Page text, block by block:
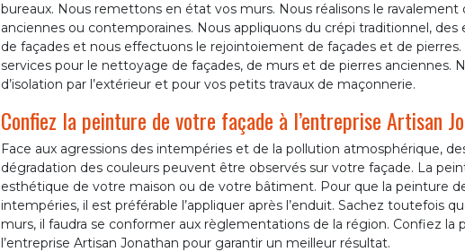
bureaux. Nous remettons en état vos murs. Nous réalisons le ravalement
anciennes ou contemporaines. Nous appliquons du crépi traditionnel,
de façades et nous effectuons le rejointoiement de façades et de
services pour le nettoyage de façades, de murs et de pierres anciennes.
d’isolation par l’extérieur et pour vos petits travaux de maçonnerie.
Confiez la peinture de votre façade à l’entreprise Artisan
Face aux agressions des intempéries et de la pollution atmosphérique,
dégradation des couleurs peuvent être observés sur votre façade. La
esthétique de votre maison ou de votre bâtiment. Pour que la peinture
intempéries, il est préférable l’appliquer après l’enduit. Sachez toutefois
murs, il faudra se conformer aux règlementations de la région. Confiez la
l’entreprise Artisan Jonathan pour garantir un meilleur résultat.